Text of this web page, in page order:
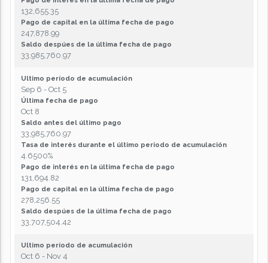
132,655.35
Pago de capital en la última fecha de pago
247,878.99
Saldo despúes de la última fecha de pago
33,985,760.97
Ultimo período de acumulación
Sep 6 - Oct 5
Última fecha de pago
Oct 8
Saldo antes del último pago
33,985,760.97
Tasa de interés durante el último periodo de acumulación
4.6500%
Pago de interés en la última fecha de pago
131,694.82
Pago de capital en la última fecha de pago
278,256.55
Saldo despúes de la última fecha de pago
33,707,504.42
Ultimo período de acumulación
Oct 6 - Nov 4